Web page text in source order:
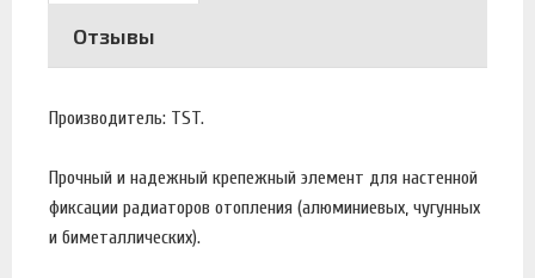
Отзывы
Производитель: TST.
Прочный и надежный крепежный элемент для настенной
фиксации радиаторов отопления (алюминиевых, чугунных
и биметаллических).